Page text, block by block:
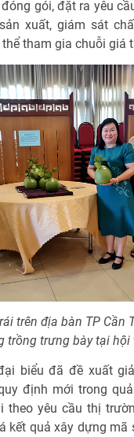
gói, đặt ra yêu
xuất, giám sát
tham gia chuỗi giá
trên địa bàn TP Cần
trồng trưng bày tại hội
biểu đã đề xuất
định mới trong
theo yêu cầu thị
kết quả xây dựng mã